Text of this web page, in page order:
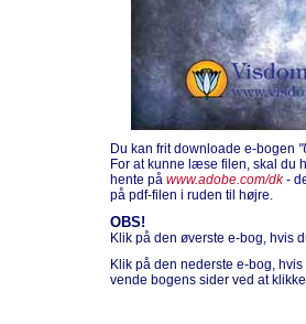
Du kan frit downloade e-bogen
For at kunne læse filen, skal du
hente på www.adobe.com/dk-
på pdf-filen i ruden til højre.
OBS!
Klik på den øverste e-bog, hvis
Klik på den nederste e-bog,
vende bogens sider ved at